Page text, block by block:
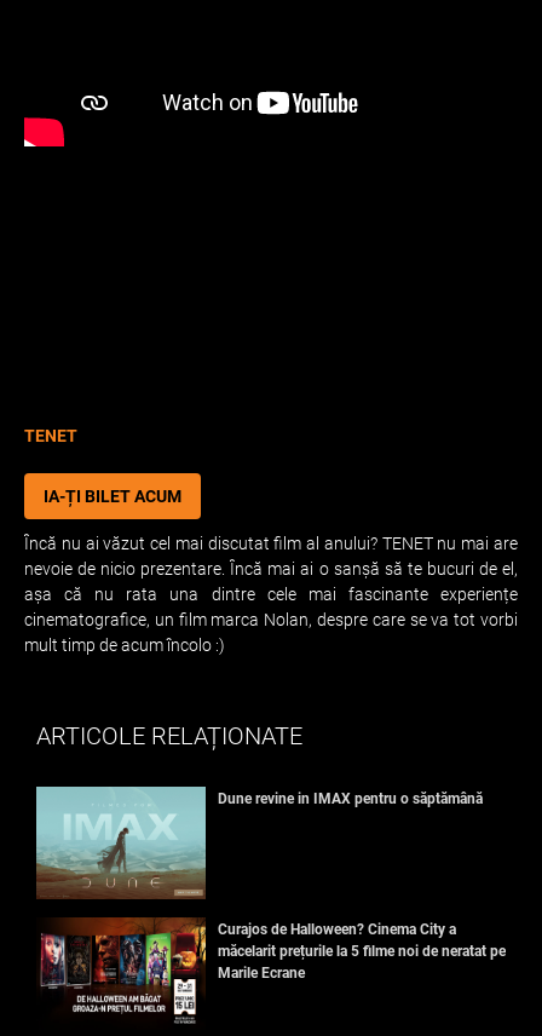
TENET
IA-ȚI BILET ACUM
Încă nu ai văzut cel mai discutat film al anului? TENET nu mai are
nevoie de nicio prezentare. Încă mai ai o sanșă să te bucuri de el,
așa că nu rata una dintre cele mai fascinante experiențe
cinematografice, un film marca Nolan, despre care se va tot vorbi
mult timp de acum încolo :)
ARTICOLE RELAȚIONATE
Dune revine in IMAX pentru o săptămână
Curajos de Halloween? Cinema City a
măcelarit prețurile la 5 filme noi de neratat pe
Marile Ecrane